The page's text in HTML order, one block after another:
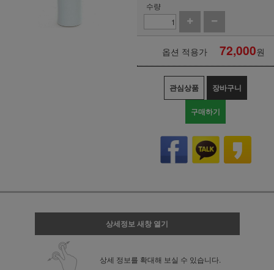
수량
옵션 적용가 72,000원
관심상품 장바구니
구매하기
상세정보 새창 열기
상세 정보를 확대해 보실 수 있습니다.